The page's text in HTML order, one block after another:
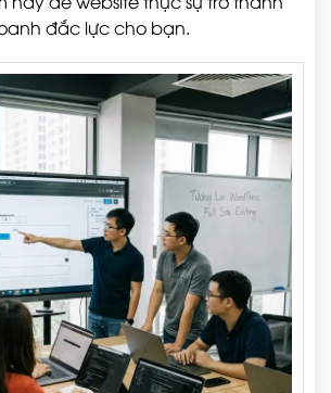
đắc lực cho bạn.